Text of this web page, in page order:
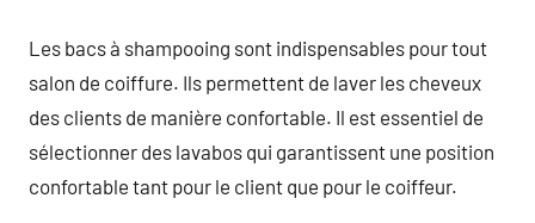
Les bacs à shampooing sont indispensables pour tout
salon de coiffure. Ils permettent de laver les cheveux
des clients de manière confortable. Il est essentiel de
sélectionner des lavabos qui garantissent une position
confortable tant pour le client que pour le coiffeur.